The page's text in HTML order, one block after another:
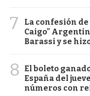
7
La confesión
Caigo"
Barassi y se
8
El boleto
España del
números con